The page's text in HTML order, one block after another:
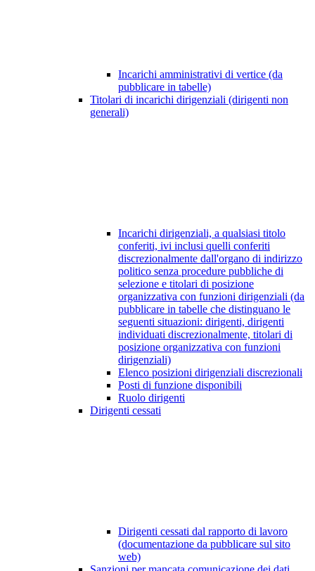
Incarichi amministrativi di vertice (da
pubblicare in tabelle)
Titolari di incarichi dirigenziali (dirigenti non
generali)
Incarichi dirigenziali, a qualsiasi titolo
conferiti, ivi inclusi quelli conferiti
discrezionalmente dall'organo di indirizzo
politico senza procedure pubbliche di
selezione e titolari di posizione
organizzativa con funzioni dirigenziali (da
pubblicare in tabelle che distinguano le
seguenti situazioni: dirigenti, dirigenti
individuati discrezionalmente, titolari di
posizione organizzativa con funzioni
dirigenziali)
Elenco posizioni dirigenziali discrezionali
Posti di funzione disponibili
Ruolo dirigenti
Dirigenti cessati
Dirigenti cessati dal rapporto di lavoro
(documentazione da pubblicare sul sito
web)